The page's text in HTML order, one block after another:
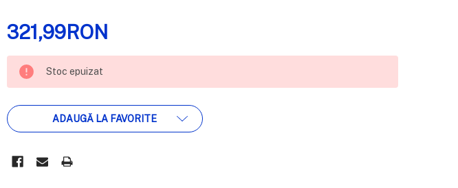
321,99RON
STOC
EPUIZAT
Stoc epuizat
ADAUGĂ LA FAVORITE